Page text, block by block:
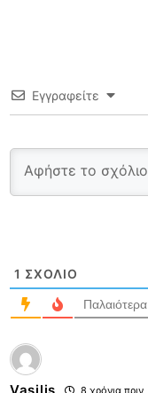
Εγγραφείτε
1 ΣΧΌΛΙΟ
Παλαιότερα
8 χρόνια πριν